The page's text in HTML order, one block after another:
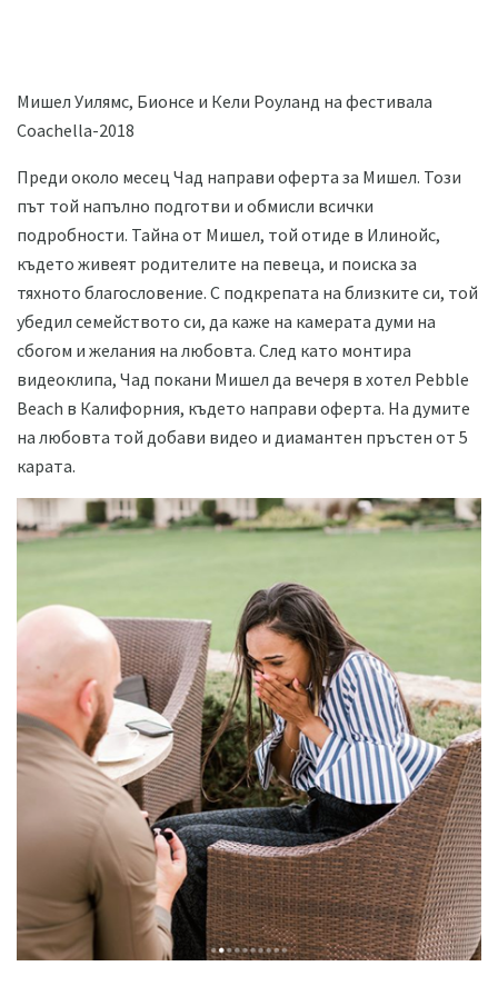
Мишел Уилямс, Бионсе и Кели Роуланд на фестивала
Coachella-2018
Преди около месец Чад направи оферта за Мишел. Този
път той напълно подготви и обмисли всички
подробности. Тайна от Мишел, той отиде в Илинойс,
където живеят родителите на певеца, и поиска за
тяхното благословение. С подкрепата на близките си, той
убедил семейството си, да каже на камерата думи на
сбогом и желания на любовта. След като монтира
видеоклипа, Чад покани Мишел да вечеря в хотел Pebble
Beach в Калифорния, където направи оферта. На думите
на любовта той добави видео и диамантен пръстен от 5
карата.